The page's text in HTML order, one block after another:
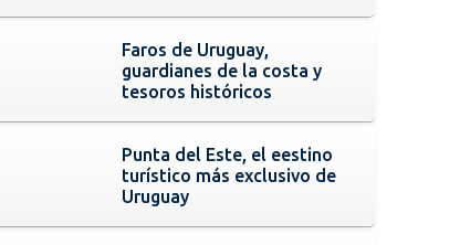
Faros de Uruguay,
guardianes de la costa y
tesoros históricos
Punta del Este, el eestino
turístico más exclusivo de
Uruguay